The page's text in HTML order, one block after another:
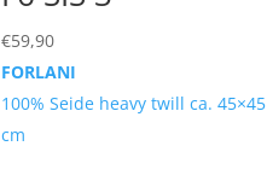
€59,90
FORLANI
100% Seide heavy twill ca. 45×45
cm